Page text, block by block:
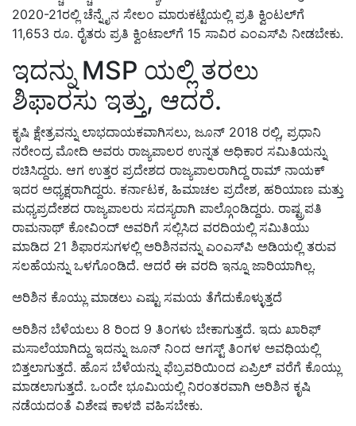
2020-21ರಲ್ಲಿ ಚೆನ್ನೈನ ಸೇಲಂ ಮಾರುಕಟ್ಟೆಯಲ್ಲಿ ಪ್ರತಿ ಕ್ವಿಂಟಲ್‌ಗೆ
11,653 ರೂ. ರೈತರು ಪ್ರತಿ ಕ್ವಿಂಟಾಲ್‌ಗೆ 15 ಸಾವಿರ ಎಂಎಸ್‌ಪಿ ನೀಡಬೇಕು.
ಇದನ್ನು MSP ಯಲ್ಲಿ ತರಲು
ಶಿಫಾರಸು ಇತ್ತು, ಆದರೆ.
ಕೃಷಿ ಕ್ಷೇತ್ರವನ್ನು ಲಾಭದಾಯಕವಾಗಿಸಲು, ಜೂನ್ 2018 ರಲ್ಲಿ, ಪ್ರಧಾನಿ
ನರೇಂದ್ರ ಮೋದಿ ಅವರು ರಾಜ್ಯಪಾಲರ ಉನ್ನತ ಅಧಿಕಾರ ಸಮಿತಿಯನ್ನು
ರಚಿಸಿದ್ದರು. ಆಗ ಉತ್ತರ ಪ್ರದೇಶದ ರಾಜ್ಯಪಾಲರಾಗಿದ್ದ ರಾಮ್ ನಾಯಕ್
ಇದರ ಅಧ್ಯಕ್ಷರಾಗಿದ್ದರು. ಕರ್ನಾಟಕ, ಹಿಮಾಚಲ ಪ್ರದೇಶ, ಹರಿಯಾಣ ಮತ್ತು
ಮಧ್ಯಪ್ರದೇಶದ ರಾಜ್ಯಪಾಲರು ಸದಸ್ಯರಾಗಿ ಪಾಲ್ಗೊಂಡಿದ್ದರು. ರಾಷ್ಟ್ರಪತಿ
ರಾಮನಾಥ್ ಕೋವಿಂದ್ ಅವರಿಗೆ ಸಲ್ಲಿಸಿದ ವರದಿಯಲ್ಲಿ ಸಮಿತಿಯು
ಮಾಡಿದ 21 ಶಿಫಾರಸುಗಳಲ್ಲಿ ಅರಿಶಿನವನ್ನು ಎಂಎಸ್‌ಪಿ ಅಡಿಯಲ್ಲಿ ತರುವ
ಸಲಹೆಯನ್ನು ಒಳಗೊಂಡಿದೆ. ಆದರೆ ಈ ವರದಿ ಇನ್ನೂ ಜಾರಿಯಾಗಿಲ್ಲ.
ಅರಿಶಿನ ಕೊಯ್ಲು ಮಾಡಲು ಎಷ್ಟು ಸಮಯ ತೆಗೆದುಕೊಳ್ಳುತ್ತದೆ
ಅರಿಶಿನ ಬೆಳೆಯಲು 8 ರಿಂದ 9 ತಿಂಗಳು ಬೇಕಾಗುತ್ತದೆ. ಇದು ಖಾರಿಫ್
ಮಸಾಲೆಯಾಗಿದ್ದು ಇದನ್ನು ಜೂನ್ ನಿಂದ ಆಗಸ್ಟ್ ತಿಂಗಳ ಅವಧಿಯಲ್ಲಿ
ಬಿತ್ತಲಾಗುತ್ತದೆ. ಹೊಸ ಬೆಳೆಯನ್ನು ಫೆಬ್ರವರಿಯಿಂದ ಏಪ್ರಿಲ್ ವರೆಗೆ ಕೊಯ್ಲು
ಮಾಡಲಾಗುತ್ತದೆ. ಒಂದೇ ಭೂಮಿಯಲ್ಲಿ ನಿರಂತರವಾಗಿ ಅರಿಶಿನ ಕೃಷಿ
ನಡೆಯದಂತೆ ವಿಶೇಷ ಕಾಳಜಿ ವಹಿಸಬೇಕು.